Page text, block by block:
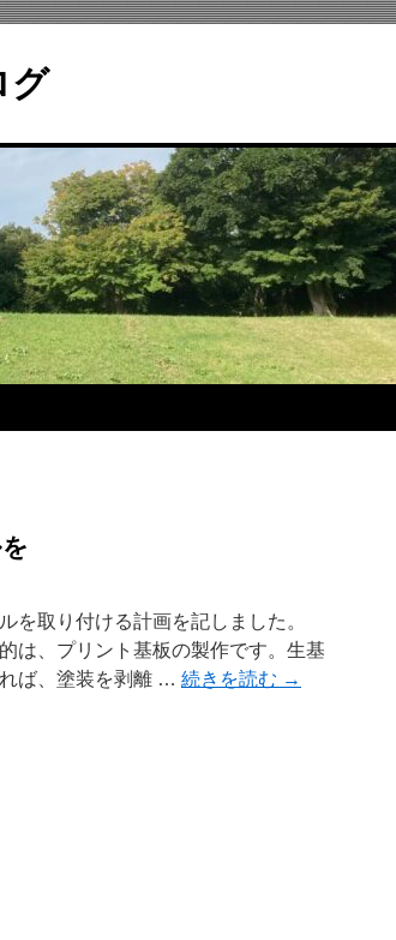
グ
を取り付ける計画を記しました。
は、プリント基板の製作です。生基
ば、塗装を剥離 … 続きを読む →